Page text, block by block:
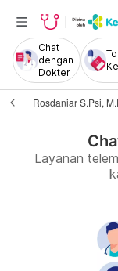
Chat
dengan
Dokter
Rosdaniar S.Psi,
Layanan